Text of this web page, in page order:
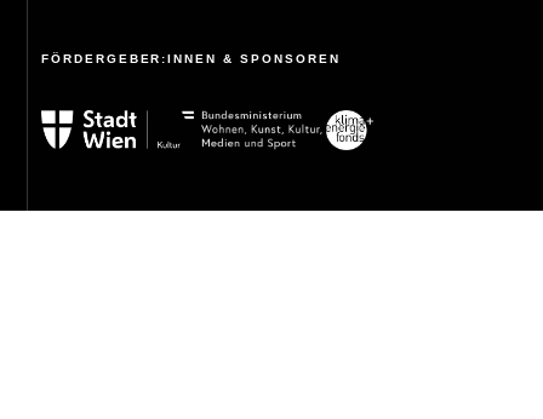
FÖRDERGEBER:INNEN & SPONSOREN